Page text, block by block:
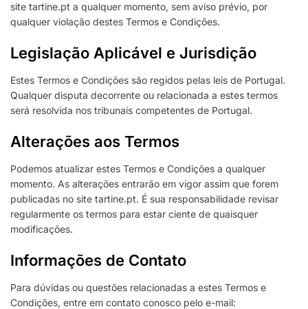
site tartine.pt a qualquer momento, sem aviso prévio, por
qualquer violação destes Termos e Condições.
Legislação Aplicável e Jurisdição
Estes Termos e Condições são regidos pelas leis de Portugal.
Qualquer disputa decorrente ou relacionada a estes termos
será resolvida nos tribunais competentes de Portugal.
Alterações aos Termos
Podemos atualizar estes Termos e Condições a qualquer
momento. As alterações entrarão em vigor assim que forem
publicadas no site tartine.pt. É sua responsabilidade revisar
regularmente os termos para estar ciente de quaisquer
modificações.
Informações de Contato
Para dúvidas ou questões relacionadas a estes Termos e
Condições, entre em contato conosco pelo e-mail: